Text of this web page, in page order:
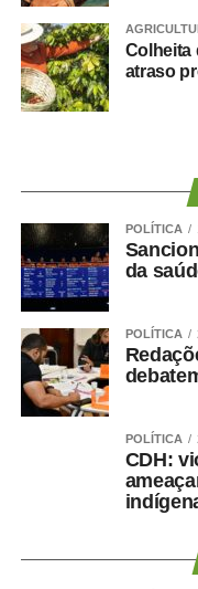
Colheita
atraso
POLÍTICA
da
POLÍTICA
POLÍTICA
CDH: